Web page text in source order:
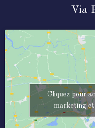
Via
Cliquez pour
marketing et